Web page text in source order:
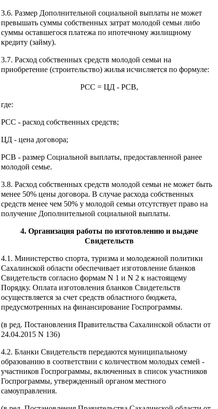
3.6. Размер Дополнительной социальной выплаты не может
превышать суммы собственных затрат молодой семьи либо
суммы оставшегося платежа по ипотечному жилищному
кредиту (займу).
3.7. Расход собственных средств молодой семьи на
приобретение (строительство) жилья исчисляется по формуле:
РСС = ЦД - РСВ,
где:
РСС - расход собственных средств;
ЦД - цена договора;
РСВ - размер Социальной выплаты, предоставленной ранее
молодой семье.
3.8. Расход собственных средств молодой семьи не может быть
менее 50% цены договора. В случае расхода собственных
средств менее чем 50% у молодой семьи отсутствует право на
получение Дополнительной социальной выплаты.
4. Организация работы по изготовлению и выдаче
Свидетельств
4.1. Министерство спорта, туризма и молодежной политики
Сахалинской области обеспечивает изготовление бланков
Свидетельств согласно формам N 1 и N 2 к настоящему
Порядку. Оплата изготовления бланков Свидетельств
осуществляется за счет средств областного бюджета,
предусмотренных на финансирование Госпрограммы.
(в ред. Постановления Правительства Сахалинской области от
24.04.2015 N 136)
4.2. Бланки Свидетельств передаются муниципальному
образованию в соответствии с количеством молодых семей -
участников Госпрограммы, включенных в список участников
Госпрограммы, утвержденный органом местного
самоуправления.